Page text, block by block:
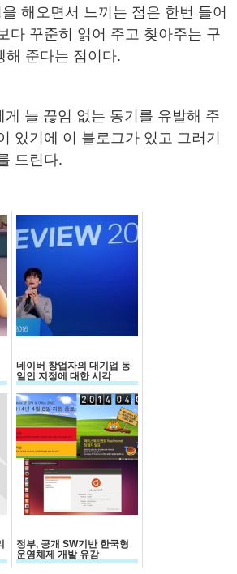
해오면서 느끼는 점은 한번 들어
다 꾸준히 읽어 주고 찾아주는 구
해 준다는 점이다.
게 늘 끊임 없는 동기를 유발해 주
있기에 이 블로그가 있고 그러기
드린다.
네이버 창업자의 대기업 동
일인 지정에 대한 시각
정부, 공개 SW기반 한국형
운영체제 개발 유감